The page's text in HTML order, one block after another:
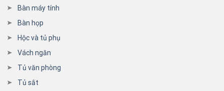
Bàn máy tính
Bàn họp
Hộc và tủ phụ
Vách ngăn
Tủ văn phòng
Tủ sắt